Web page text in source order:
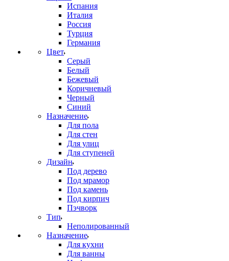
Испания
Италия
Россия
Турция
Германия
Цвет
Серый
Белый
Бежевый
Коричневый
Черный
Синий
Назначение
Для пола
Для стен
Для улиц
Для ступеней
Дизайн
Под дерево
Под мрамор
Под камень
Под кирпич
Пэчворк
Тип
Неполированный
Назначение
Для кухни
Для ванны